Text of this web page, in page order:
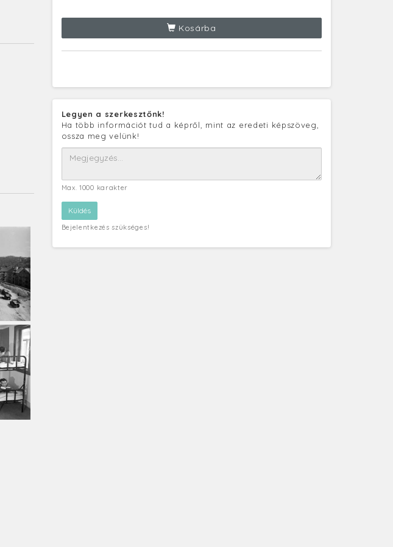
Kosárba
Legyen a szerkesztőnk!
Ha több információt tud a képről, mint az eredeti képszöveg,
ossza meg velünk!
Max. 1000 karakter
Bejelentkezés szükséges!